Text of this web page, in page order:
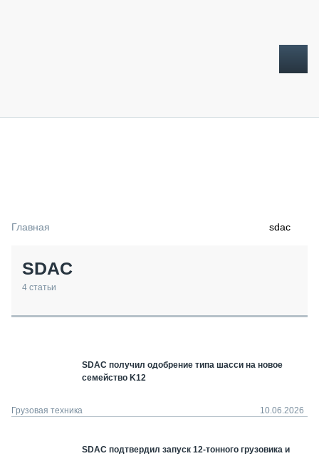
ТЕХНИКА КРУПНЫМ ПЛАНОМ
МЕРОПРИЯТИЯ
О ПРОЕКТЕ
Главная sdac
SDAC
4 статьи
SDAC получил одобрение типа шасси на новое
семейство K12
Грузовая техника 10.06.2026
SDAC подтвердил запуск 12-тонного грузовика и